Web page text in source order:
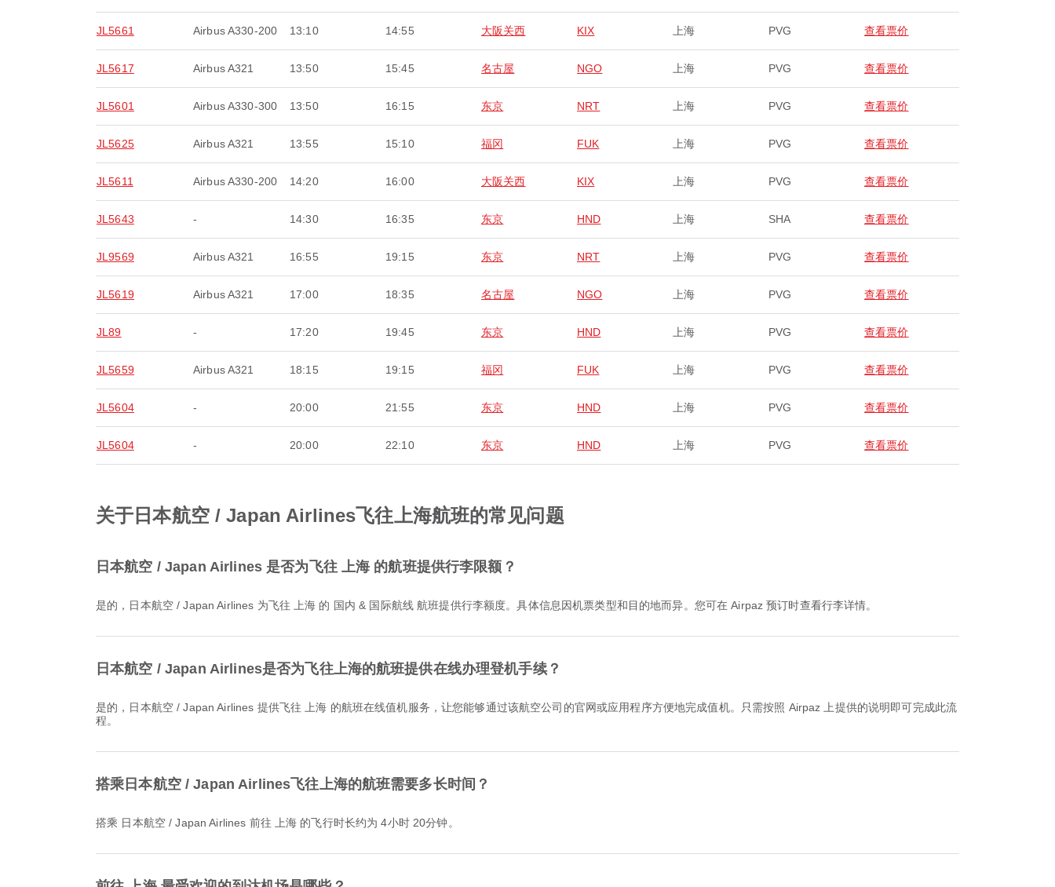
JL5661 Airbus A330-200 13:10 14:55 大阪关西 KIX 上海 PVG 查看票价
JL5617 Airbus A321 13:50 15:45 名古屋 NGO 上海 PVG 查看票价
JL5601 Airbus A330-300 13:50 16:15 东京 NRT 上海 PVG 查看票价
JL5625 Airbus A321 13:55 15:10 福冈 FUK 上海 PVG 查看票价
JL5611 Airbus A330-200 14:20 16:00 大阪关西 KIX 上海 PVG 查看票价
JL5643 - 14:30 16:35 东京 HND 上海 SHA 查看票价
JL9569 Airbus A321 16:55 19:15 东京 NRT 上海 PVG 查看票价
JL5619 Airbus A321 17:00 18:35 名古屋 NGO 上海 PVG 查看票价
JL89 - 17:20 19:45 东京 HND 上海 PVG 查看票价
JL5659 Airbus A321 18:15 19:15 福冈 FUK 上海 PVG 查看票价
JL5604 - 20:00 21:55 东京 HND 上海 PVG 查看票价
JL5604 - 20:00 22:10 东京 HND 上海 PVG 查看票价
关于日本航空 / Japan Airlines飞往上海航班的常见问题
日本航空 / Japan Airlines 是否为飞往 上海 的航班提供行李限额？
是的，日本航空 / Japan Airlines 为飞往 上海 的 国内 & 国际航线 航班提供行李额度。具体信息因机票类型和目的地而异。您可在 Airpaz 预订时查看行李详情。
日本航空 / Japan Airlines是否为飞往上海的航班提供在线办理登机手续？
是的，日本航空 / Japan Airlines 提供飞往 上海 的航班在线值机服务，让您能够通过该航空公司的官网或应用程序方便地完成值机。只需按照 Airpaz 上提供的说明即可完成此流
程。
搭乘日本航空 / Japan Airlines飞往上海的航班需要多长时间？
搭乘 日本航空 / Japan Airlines 前往 上海 的飞行时长约为 4小时 20分钟。